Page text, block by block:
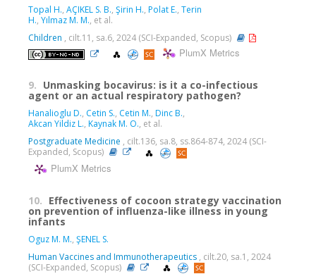
Topal H., AÇIKEL S. B., Şirin H., Polat E., Terin
H., Yılmaz M. M., et al.
Children , cilt.11, sa.6, 2024 (SCI-Expanded, Scopus)
PlumX Metrics
9. Unmasking bocavirus: is it a co-infectious
agent or an actual respiratory pathogen?
Hanalioglu D., Cetin S., Cetin M., Dinc B.,
Akcan Yildiz L., Kaynak M. O., et al.
Postgraduate Medicine , cilt.136, sa.8, ss.864-874, 2024 (SCI-
Expanded, Scopus)
PlumX Metrics
10. Effectiveness of cocoon strategy vaccination
on prevention of influenza-like illness in young
infants
Oguz M. M., ŞENEL S.
Human Vaccines and Immunotherapeutics , cilt.20, sa.1, 2024
(SCI-Expanded, Scopus)